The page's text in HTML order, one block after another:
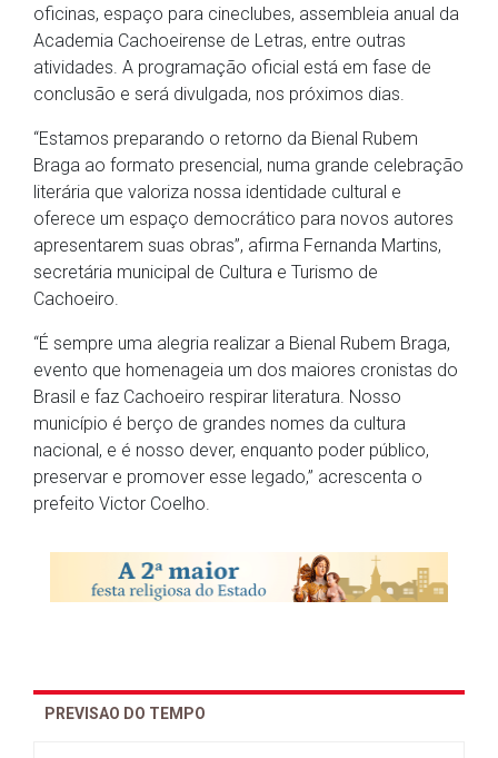
oficinas, espaço para cineclubes, assembleia anual da
Academia Cachoeirense de Letras, entre outras
atividades. A programação oficial está em fase de
conclusão e será divulgada, nos próximos dias.
“Estamos preparando o retorno da Bienal Rubem
Braga ao formato presencial, numa grande celebração
literária que valoriza nossa identidade cultural e
oferece um espaço democrático para novos autores
apresentarem suas obras”, afirma Fernanda Martins,
secretária municipal de Cultura e Turismo de
Cachoeiro.
“É sempre uma alegria realizar a Bienal Rubem Braga,
evento que homenageia um dos maiores cronistas do
Brasil e faz Cachoeiro respirar literatura. Nosso
município é berço de grandes nomes da cultura
nacional, e é nosso dever, enquanto poder público,
preservar e promover esse legado,” acrescenta o
prefeito Victor Coelho.
PREVISAO DO TEMPO